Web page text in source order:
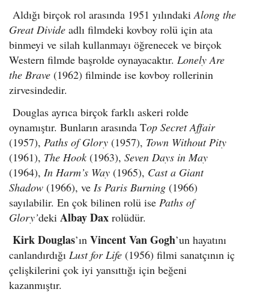
Aldığı birçok rol arasında 1951 yılındakiAlong the
Great Divide adlı filmdeki kovboy rolü için ata
binmeyi ve silah kullanmayı öğrenecek ve birçok
Western filmde başrolde oynayacaktır. Lonely Are
the Brave (1962) filminde ise kovboy rollerinin
zirvesindedir.
Douglas ayrıca birçok farklı askeri rolde
oynamıştır. Bunların arasında Top Secret Affair
(1957), Paths of Glory (1957), Town Without Pity
(1961), The Hook (1963), Seven Days in May
(1964), In Harm’s Way (1965), Cast a Giant
Shadow (1966), ve Is Paris Burning (1966)
sayılabilir. En çok bilinen rolü ise Paths of
Glory’deki Albay Dax rolüdür.
Kirk Douglas’ın Vincent Van Gogh’un hayatını
canlandırdığı Lust for Life (1956) filmi sanatçının iç
çelişkilerini çok iyi yansıttığı için beğeni
kazanmıştır.